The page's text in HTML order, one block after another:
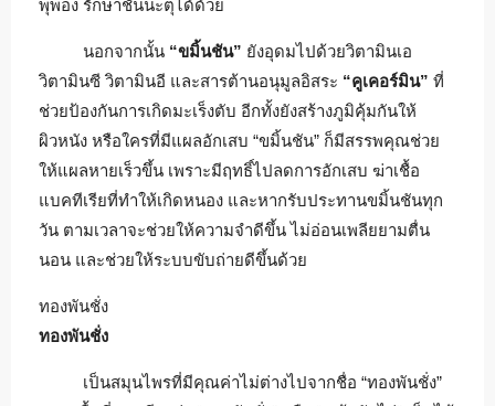
พุพอง รักษาชันนะตุได้ด้วย
นอกจากนั้น “ขมิ้นชัน” ยังอุดมไปด้วยวิตามินเอ
วิตามินซี วิตามินอี และสารต้านอนุมูลอิสระ “คูเคอร์มิน” ที่
ช่วยป้องกันการเกิดมะเร็งตับ อีกทั้งยังสร้างภูมิคุ้มกันให้
ผิวหนัง หรือใครที่มีแผลอักเสบ “ขมิ้นชัน” ก็มีสรรพคุณช่วย
ให้แผลหายเร็วขึ้น เพราะมีฤทธิ์ไปลดการอักเสบ ฆ่าเชื้อ
แบคทีเรียที่ทำให้เกิดหนอง และหากรับประทานขมิ้นชันทุก
วัน ตามเวลาจะช่วยให้ความจำดีขึ้น ไม่อ่อนเพลียยามตื่น
นอน และช่วยให้ระบบขับถ่ายดีขึ้นด้วย
ทองพันชั่ง
ทองพันชั่ง
เป็นสมุนไพรที่มีคุณค่าไม่ต่างไปจากชื่อ “ทองพันชั่ง”